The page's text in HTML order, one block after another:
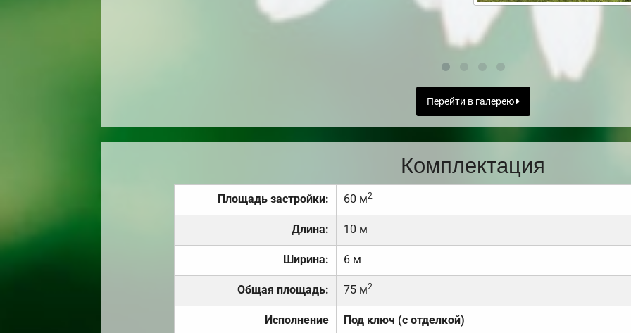
Перейти в галерею
Комплектация
Площадь застройки: 60 м2
Длина: 10 м
Ширина: 6 м
Общая площадь: 75 м2
Исполнение Под ключ (с отделкой)